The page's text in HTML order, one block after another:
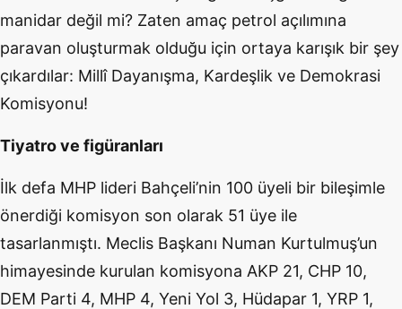
manidar değil mi? Zaten amaç petrol açılımına
paravan oluşturmak olduğu için ortaya karışık bir şey
çıkardılar: Millî Dayanışma, Kardeşlik ve Demokrasi
Komisyonu!
Tiyatro ve figüranları
İlk defa MHP lideri Bahçeli’nin 100 üyeli bir bileşimle
önerdiği komisyon son olarak 51 üye ile
tasarlanmıştı. Meclis Başkanı Numan Kurtulmuş’un
himayesinde kurulan komisyona AKP 21, CHP 10,
DEM Parti 4, MHP 4, Yeni Yol 3, Hüdapar 1, YRP 1,